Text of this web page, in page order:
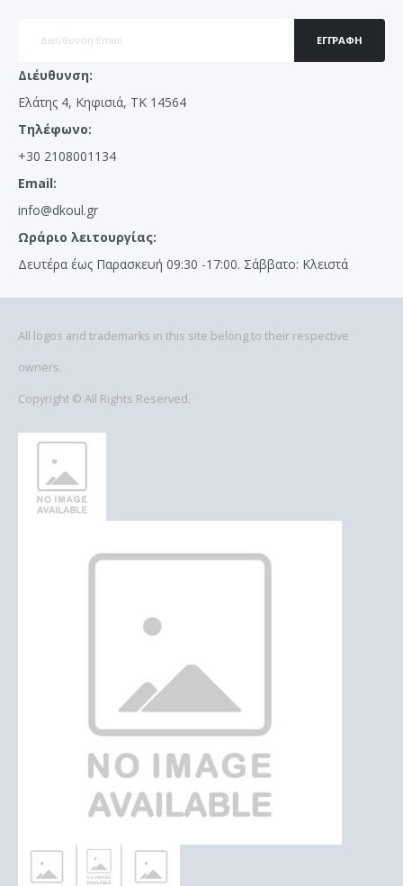
ΕΓΓΡΑΦΉ
Διέυθυνση:
Ελάτης 4, Κηφισιά, ΤΚ 14564
Τηλέφωνο:
+30 2108001134
Email:
info@dkoul.gr
Ωράριο λειτουργίας:
Δευτέρα έως Παρασκευή 09:30 -17:00. Σάββατο: Κλειστά
All logos and trademarks in this site belong to their respective
owners.
Copyright © All Rights Reserved.